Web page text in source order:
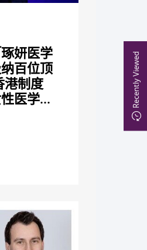
Recently Viewed
妍医学
百位顶
港制度
医学...